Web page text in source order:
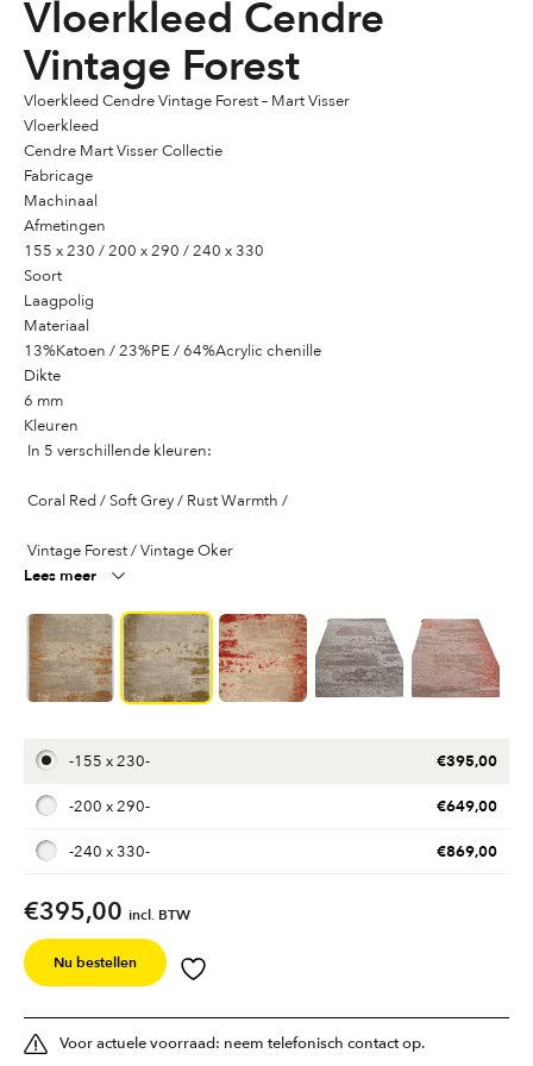
Vloerkleed Cendre
Vintage Forest
Vloerkleed Cendre Vintage Forest – Mart Visser
Vloerkleed
Cendre Mart Visser Collectie
Fabricage
Machinaal
Afmetingen
155 x 230 / 200 x 290 / 240 x 330
Soort
Laagpolig
Materiaal
13%Katoen / 23%PE / 64%Acrylic chenille
Dikte
6 mm
Kleuren
In 5 verschillende kleuren:
Coral Red / Soft Grey / Rust Warmth /
Vintage Forest / Vintage Oker
Lees meer
-155 x 230- €395,00
-200 x 290- €649,00
-240 x 330- €869,00
€395,00 incl. BTW
Nu bestellen
Voor actuele voorraad: neem telefonisch contact op.